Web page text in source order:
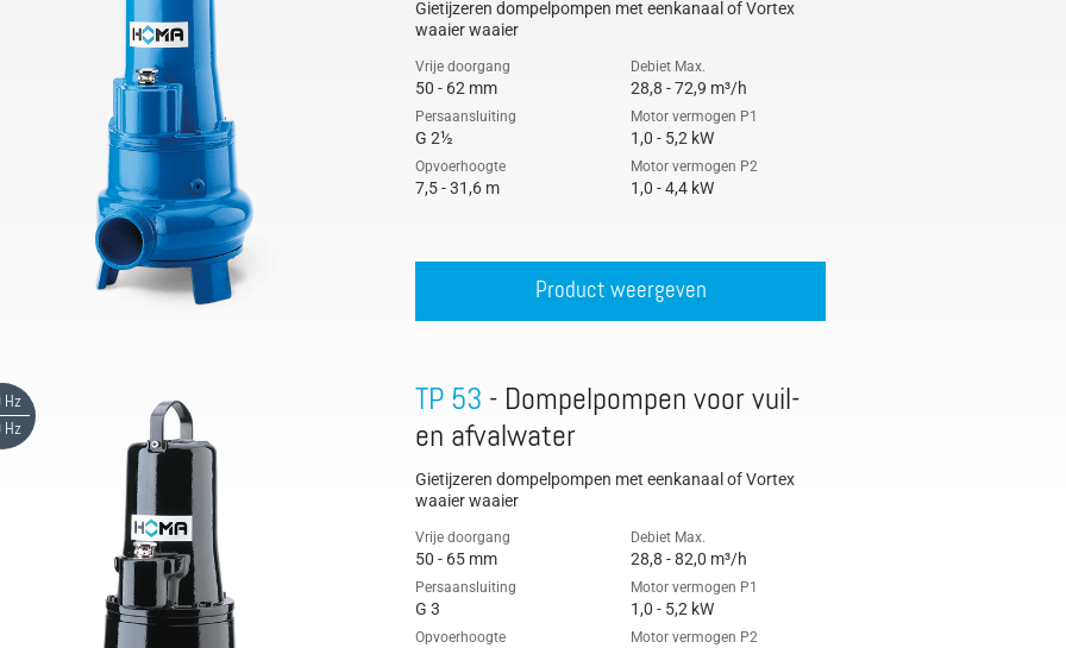
Doorstroom/volumestroom
Drainagepomp
Fecaliën opvoerinstallaties
Vrije doorlaat
Opvoerinstallaties
Hogedrukpomp
Lager
Pomp testveld
Propellerpompen
Roerwerken
Vlotterschakelaar
Dompelpomp
Droge installatie
Gietijzeren dompelpompen met eenkanaal of Vortex
waaier waaier
Vrije doorgang
50 - 62 mm
Persaansluiting
G 2½
Opvoerhoogte
7,5 - 31,6 m
Debiet Max.
28,8 - 72,9 m³/h
Motor vermogen P1
1,0 - 5,2 kW
Motor vermogen P2
1,0 - 4,4 kW
Product weergeven
Hz
Hz
TP 53 - Dompelpompen voor vuil-
en afvalwater
Gietijzeren dompelpompen met eenkanaal of Vortex
waaier waaier
Vrije doorgang
50 - 65 mm
Persaansluiting
G 3
Opvoerhoogte
Debiet Max.
28,8 - 82,0 m³/h
Motor vermogen P1
1,0 - 5,2 kW
Motor vermogen P2